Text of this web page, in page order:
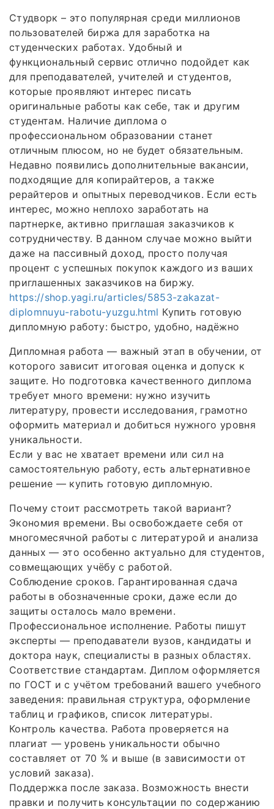
Студворк – это популярная среди миллионов
пользователей биржа для заработка на
студенческих работах. Удобный и
функциональный сервис отлично подойдет как
для преподавателей, учителей и студентов,
которые проявляют интерес писать
оригинальные работы как себе, так и другим
студентам. Наличие диплома о
профессиональном образовании станет
отличным плюсом, но не будет обязательным.
Недавно появились дополнительные вакансии,
подходящие для копирайтеров, а также
рерайтеров и опытных переводчиков. Если есть
интерес, можно неплохо заработать на
партнерке, активно приглашая заказчиков к
сотрудничеству. В данном случае можно выйти
даже на пассивный доход, просто получая
процент с успешных покупок каждого из ваших
приглашенных заказчиков на биржу.
https://shop.yagi.ru/articles/5853-zakazat-
diplomnuyu-rabotu-yuzgu.html Купить готовую
дипломную работу: быстро, удобно, надёжно
Дипломная работа — важный этап в обучении, от
которого зависит итоговая оценка и допуск к
защите. Но подготовка качественного диплома
требует много времени: нужно изучить
литературу, провести исследования, грамотно
оформить материал и добиться нужного уровня
уникальности.
Если у вас не хватает времени или сил на
самостоятельную работу, есть альтернативное
решение — купить готовую дипломную.
Почему стоит рассмотреть такой вариант?
Экономия времени. Вы освобождаете себя от
многомесячной работы с литературой и анализа
данных — это особенно актуально для студентов,
совмещающих учёбу с работой.
Соблюдение сроков. Гарантированная сдача
работы в обозначенные сроки, даже если до
защиты осталось мало времени.
Профессиональное исполнение. Работы пишут
эксперты — преподаватели вузов, кандидаты и
доктора наук, специалисты в разных областях.
Соответствие стандартам. Диплом оформляется
по ГОСТ и с учётом требований вашего учебного
заведения: правильная структура, оформление
таблиц и графиков, список литературы.
Контроль качества. Работа проверяется на
плагиат — уровень уникальности обычно
составляет от 70 % и выше (в зависимости от
условий заказа).
Поддержка после заказа. Возможность внести
правки и получить консультации по содержанию